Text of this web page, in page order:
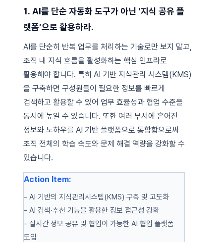
1. AI를 단순 자동화 도구가 아닌 ‘지식 공유 플
랫폼’으로 활용하라.
AI를 단순히 반복 업무를 처리하는 기술로만 보지 말고,
조직 내 지식 흐름을 활성화하는 핵심 인프라로
활용해야 합니다. 특히 AI 기반 지식관리 시스템(KMS)
을 구축하면 구성원들이 필요한 정보를 빠르게
검색하고 활용할 수 있어 업무 효율성과 협업 수준을
동시에 높일 수 있습니다. 또한 여러 부서에 흩어진
정보와 노하우를 AI 기반 플랫폼으로 통합함으로써
조직 전체의 학습 속도와 문제 해결 역량을 강화할 수
있습니다.
Action Item:
- AI 기반의 지식관리시스템(KMS) 구축 및 고도화
- AI 검색·추천 기능을 활용한 정보 접근성 강화
- 실시간 정보 공유 및 협업이 가능한 AI 협업 플랫폼
도입